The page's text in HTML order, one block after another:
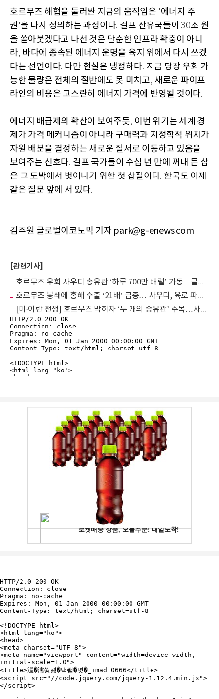
호르무즈 해협을 둘러싼 지금의 움직임은 '에너지 주
권 '을 다시 정의하는 과정이다. 걸프 산유국들이 30조 원
을 쏟아붓겠다고 나선 것은 단순한 인프라 확충이 아니
라, 바다에 종속된 에너지 운명을 육지 위에서 다시 쓰겠
다는 선언이다. 다만 현실은 냉정하다. 지금 당장 우회 가
능한 물량은 전체의 절반에도 못 미치고, 새로운 파이프
라인의 비용은 고스란히 에너지 가격에 반영될 것이다.
에너지 배급제의 확산이 보여주듯, 이번 위기는 세계 경
제가 가격 메커니즘이 아니라 구매력과 지정학적 위치가
자원 배분을 결정하는 새로운 질서로 이동하고 있음을
보여주는 신호다. 걸프 국가들이 수십 년 만에 꺼내 든 삽
은 그 도박에서 벗어나기 위한 첫 삽질이다. 한국도 이제
같은 질문 앞에 서 있다.
김주원 글로벌이코노믹 기자 park@g-enews.com
[관련기사]
호르무즈 우회 사우디 송유관 ‘하루 700만 배럴’ 가동…글로벌 공급 버팀목 부상
호르무즈 봉쇄에 홍해 수출 ‘21배’ 급증… 사우디, 육로 파이프라인 총력전
[미·이란 전쟁] 호르무즈 막히자 ‘두 개의 송유관’ 주목…사우디·UAE 우회 수송이 유가 위기 완화